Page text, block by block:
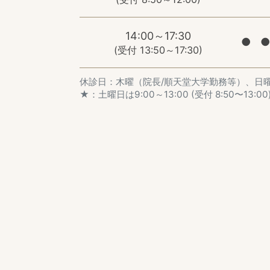
休診日：木曜（院長/順天堂大学勤務等）、日
★：土曜日は9:00～13:00 (受付 8:50〜13:00)
14:00～17:30
(受付 13:50～17:30)
● ●